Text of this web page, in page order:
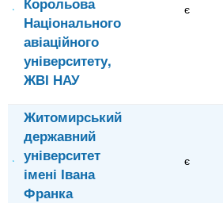
Національного
авіаційного
університету,
ЖВІ НАУ
є
Житомирський
державний
університет
імені Івана
Франка
є